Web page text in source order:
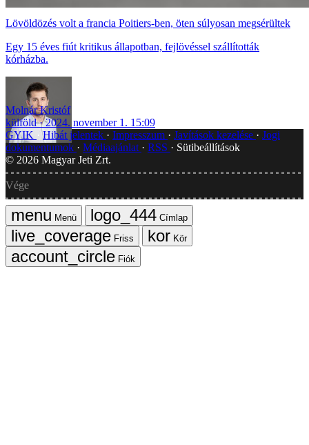
Lövöldözés volt a francia Poitiers-ben, öten súlyosan megsérültek
Egy 15 éves fiút kritikus állapotban, fejlövéssel szállították
kórházba.
Molnár Kristóf
külföld
2024. november 1. 15:09
GYIK
Hibát jelentek Impresszum Javítások kezelése
Jogi
dokumentumok
Médiaajánlat RSS
Sütibeállítások
© 2026 Magyar Jeti Zrt.
Vége
Menü
Címlap
Friss
Kör
Fiók